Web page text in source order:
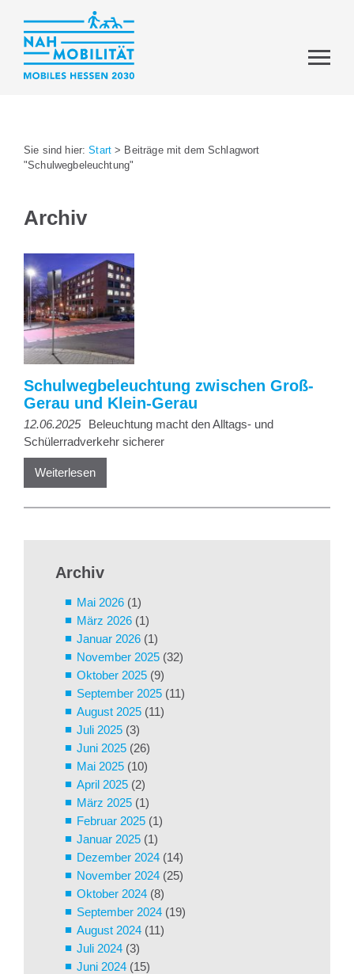
Sie sind hier:Start > Beiträge mit dem Schlagwort
"Schulwegbeleuchtung"
Archiv
Schulwegbeleuchtung zwischen Groß-
Gerau und Klein-Gerau
12.06.2025
Beleuchtung macht den Alltags- und
Schülerradverkehr sicherer
Weiterlesen
Archiv
Mai 2026 (1)
März 2026 (1)
Januar 2026 (1)
November 2025 (32)
Oktober 2025 (9)
September 2025 (11)
August 2025 (11)
Juli 2025 (3)
Juni 2025 (26)
Mai 2025 (10)
April 2025 (2)
März 2025 (1)
Februar 2025 (1)
Januar 2025 (1)
Dezember 2024 (14)
November 2024 (25)
Oktober 2024 (8)
September 2024 (19)
August 2024 (11)
Juli 2024 (3)
Juni 2024 (15)